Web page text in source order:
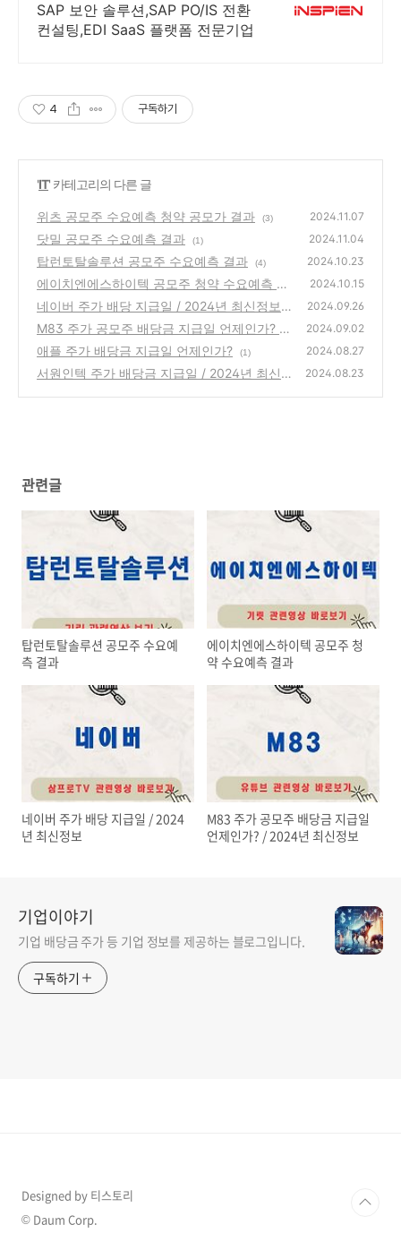
SAP 보안 솔루션,SAP PO/IS 전환
컨설팅,EDI SaaS 플랫폼 전문기업
4 구독하기
'IT' 카테고리의 다른 글
위츠 공모주 수요예측 청약 공모가 결과 (3) 2024.11.07
닷밀 공모주 수요예측 결과 (1) 2024.11.04
탑런토탈솔루션 공모주 수요예측 결과 (4) 2024.10.23
에이치엔에스하이텍 공모주 청약 수요예측 결
과
(3)
2024.10.15
네이버 주가 배당 지급일 / 2024년 최신정보
(7)
2024.09.26
M83 주가 공모주 배당금 지급일 언제인가? /
2024년 최신정보
(2)
2024.09.02
애플 주가 배당금 지급일 언제인가? (1) 2024.08.27
서원인텍 주가 배당금 지급일 / 2024년 최신
2024.08.23
관련글
탑런토탈솔루션 공모주 수요예
측 결과
에이치엔에스하이텍 공모주 청
약 수요예측 결과
네이버 주가 배당 지급일 / 2024
년 최신정보
M83 주가 공모주 배당금 지급일
언제인가? / 2024년 최신정보
기업이야기
기업 배당금 주가 등 기업 정보를 제공하는 블로그입니다.
구독하기
Designed by 티스토리
© Daum Corp.